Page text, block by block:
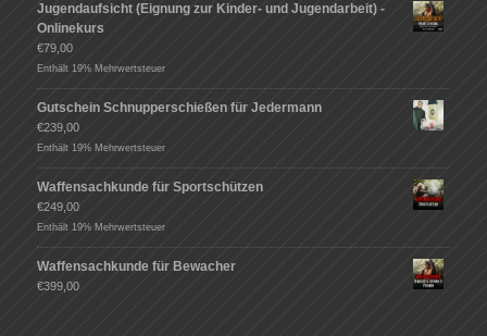
Jugendaufsicht (Eignung zur Kinder- und Jugendarbeit) -
Onlinekurs
€79,00
Enthält 19% Mehrwertsteuer
Gutschein Schnupperschießen für Jedermann
€239,00
Enthält 19% Mehrwertsteuer
Waffensachkunde für Sportschützen
€249,00
Enthält 19% Mehrwertsteuer
Waffensachkunde für Bewacher
€399,00